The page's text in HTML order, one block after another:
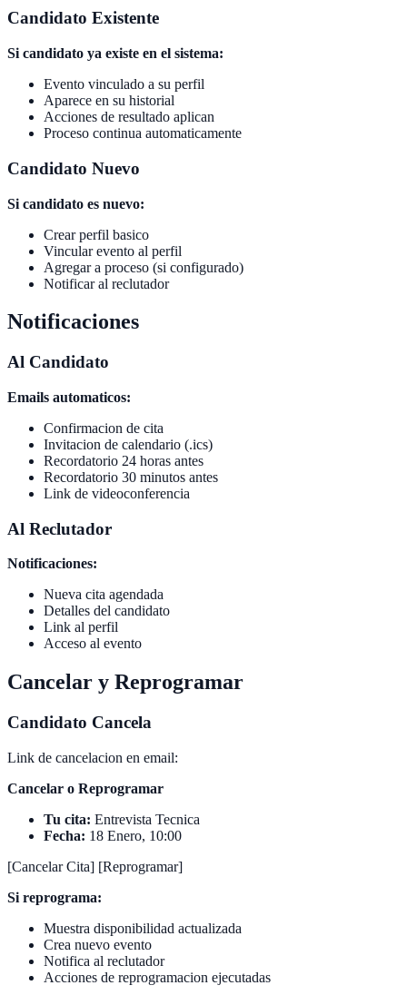
Candidato Existente
Si candidato ya existe en el sistema:
Evento vinculado a su perfil
Aparece en su historial
Acciones de resultado aplican
Proceso continua automaticamente
Candidato Nuevo
Si candidato es nuevo:
Crear perfil basico
Vincular evento al perfil
Agregar a proceso (si configurado)
Notificar al reclutador
Notificaciones
Al Candidato
Emails automaticos:
Confirmacion de cita
Invitacion de calendario (.ics)
Recordatorio 24 horas antes
Recordatorio 30 minutos antes
Link de videoconferencia
Al Reclutador
Notificaciones:
Nueva cita agendada
Detalles del candidato
Link al perfil
Acceso al evento
Cancelar y Reprogramar
Candidato Cancela
Link de cancelacion en email:
Cancelar o Reprogramar
Tu cita: Entrevista Tecnica
Fecha: 18 Enero, 10:00
[Cancelar Cita] [Reprogramar]
Si reprograma:
Muestra disponibilidad actualizada
Crea nuevo evento
Notifica al reclutador
Acciones de reprogramacion ejecutadas